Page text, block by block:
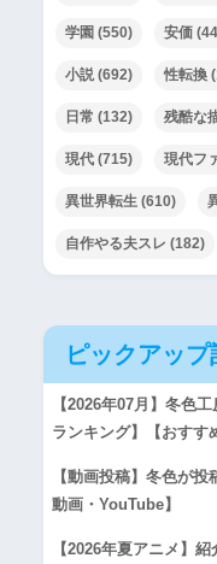
学園 (550) 安価
小説(692) 性転換
日常 (132) 残酷な
現代 (715) 現代フ
異世界転生 (610)
自作やる夫スレ (182)
ピックアップ
【2026年07月】冬色
ランキング】【おすす
【動画投稿】冬色が
動画・YouTube】
【2026年夏アニメ】